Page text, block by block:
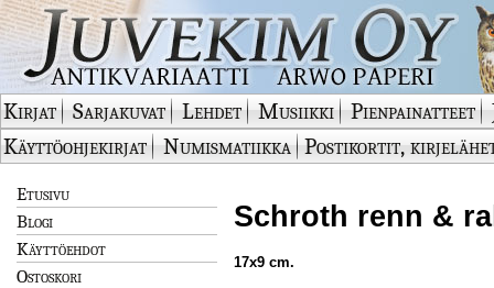
Kirjat Sarjakuvat Lehdet Musiikki Pienpainatteet
Käyttöohjekirjat
Numismatiikka Postikortit,
Etusivu
Blogi
Käyttöehdot
Ostoskori
Schroth renn &
17x9 cm.